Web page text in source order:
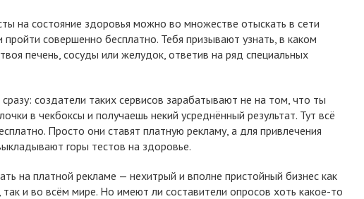
на состояние здоровья можно во множестве отыскать в сети
пройти совершенно бесплатно. Тебя призывают узнать, в каком
печень, сосуды или желудок, ответив на ряд специальных
создатели таких сервисов зарабатывают не на том, что ты
в чекбоксы и получаешь некий усреднённый результат. Тут всё
Просто они ставят платную рекламу, а для привлечения
горы тестов на здоровье.
на платной рекламе — нехитрый и вполне пристойный бизнес как
и во всём мире. Но имеют ли составители опросов хоть какое-то